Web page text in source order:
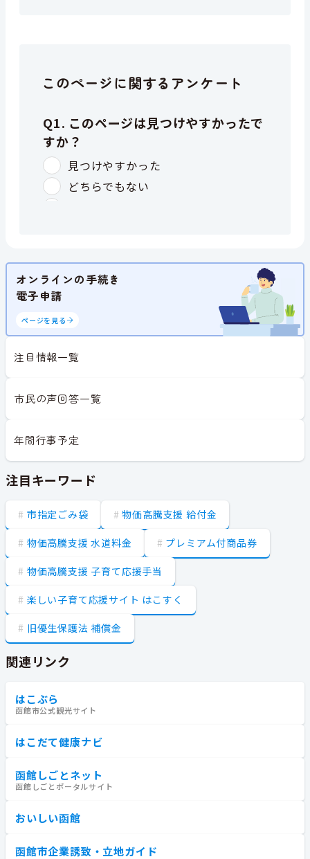
このページに関するアンケート
オンラインの手続き
電子申請
ページを見る
注目情報一覧
市民の声回答一覧
年間行事予定
注目キーワード
市指定ごみ袋 物価高騰支援 給付金
物価高騰支援 水道料金 プレミアム付商品券
物価高騰支援 子育て応援手当
楽しい子育て応援サイト はこすく
旧優生保護法 補償金
関連リンク
はこぶら
函館市公式観光サイト
はこだて健康ナビ
函館しごとネット
函館しごとポータルサイト
おいしい函館
函館市企業誘致・立地ガイド